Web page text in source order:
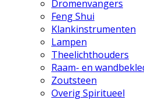
Dromenvangers
Feng Shui
Klankinstrumenten
Lampen
Theelichthouders
Raam- en
Zoutsteen
Overig Spiritueel